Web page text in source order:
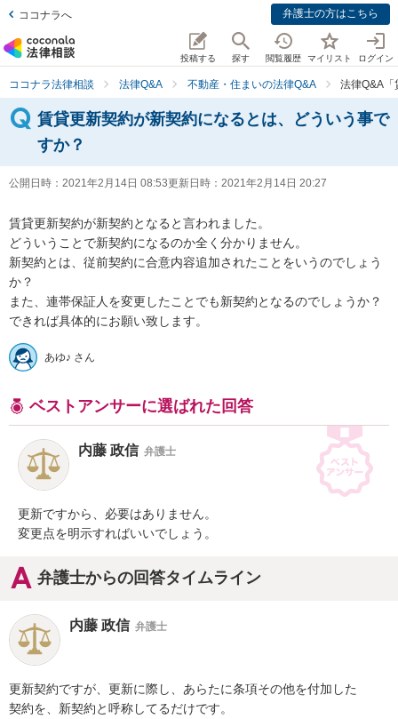
ココナラへ 弁護士の方はこちら
投稿する 探す 閲覧履歴 マイリスト ログイン
ココナラ法律相談 法律Q&A 不動産・住まいの法律Q&A 法律Q&A
賃貸更新契約が新契約になるとは、どういう事で
すか？
公開日時： 2021年2月14日 08:53更新日時： 2021年2月14日 20:27
賃貸更新契約が新契約となると言われました。
どういうことで新契約になるのか全く分かりません。
新契約とは、従前契約に合意内容追加されたことをいうのでしょう
か？
また、連帯保証人を変更したことでも新契約となるのでしょうか？
できれば具体的にお願い致します。
あゆ♪ さん
ベストアンサーに選ばれた回答
内藤 政信 弁護士
更新ですから、必要はありません。
変更点を明示すればいいでしょう。
弁護士からの回答タイムライン
内藤 政信 弁護士
更新契約ですが、更新に際し、あらたに条項その他を付加した
契約を、新契約と呼称してるだけです。